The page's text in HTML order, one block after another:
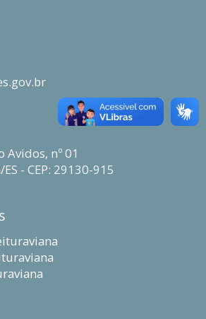
nº 01
- CEP: 29130-915